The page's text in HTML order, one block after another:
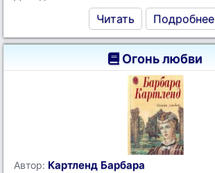
Читать Подробнее
Огонь любви
Автор: Картленд Барбара